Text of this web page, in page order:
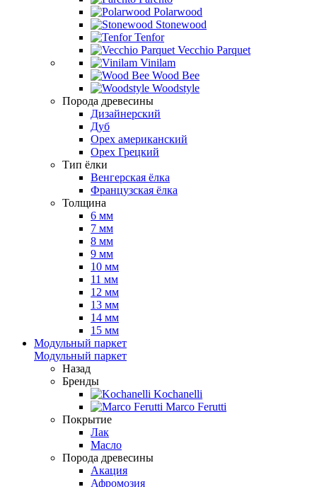
Polarwood
Stonewood
Tenfor
Vecchio Parquet
Vinilam
Wood Bee
Woodstyle
Порода древесины
Дизайнерский
Дуб
Орех американский
Орех Грецкий
Тип ёлки
Венгерская ёлка
Французская ёлка
Толщина
6 мм
7 мм
8 мм
9 мм
10 мм
11 мм
12 мм
13 мм
14 мм
15 мм
Модульный паркет
Модульный паркет
Назад
Бренды
Kochanelli
Marco Ferutti
Покрытие
Лак
Масло
Порода древесины
Акация
Афромозия